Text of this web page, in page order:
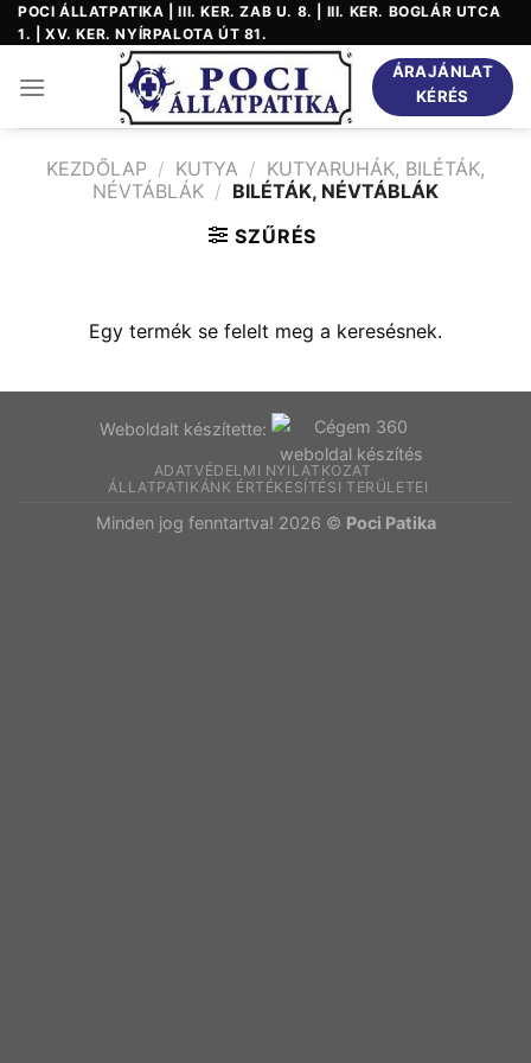
Skip
to
POCI ÁLLATPATIKA | III. KER. ZAB U. 8. | III. KER. BOGLÁR UTCA
1. | XV. KER. NYÍRPALOTA ÚT 81.
ÁRAJÁNLAT
KÉRÉS
KEZDŐLAP / KUTYA / KUTYARUHÁK, BILÉTÁK,
NÉVTÁBLÁK / BILÉTÁK, NÉVTÁBLÁK
SZŰRÉS
Egy termék se felelt meg a keresésnek.
Weboldalt készítette:
ADATVÉDELMI NYILATKOZAT
ÁLLATPATIKÁNK ÉRTÉKESÍTÉSI TERÜLETEI
Minden jog fenntartva! 2026 © Poci Patika